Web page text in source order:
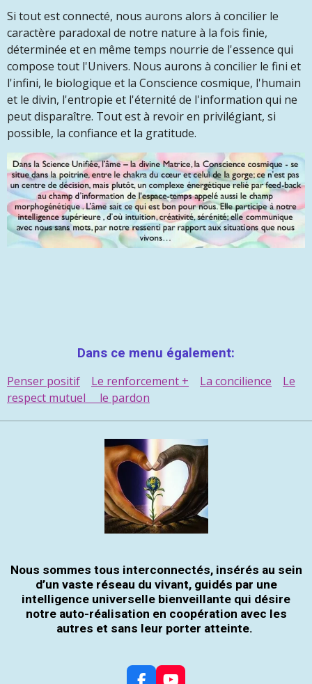
Si tout est connecté, nous aurons alors à concilier le
caractère paradoxal de notre nature à la fois finie,
déterminée et en même temps nourrie de l'essence qui
compose tout l'Univers. Nous aurons à concilier le fini et
l'infini, le biologique et la Conscience cosmique, l'humain
et le divin, l'entropie et l'éternité de l'information qui ne
peut disparaître. Tout est à revoir en privilégiant, si
possible, la confiance et la gratitude.
Dans ce menu également:
Penser positif
Le renforcement + La concilience
Le
respect mutuel le pardon
Nous sommes tous interconnectés, insérés au sein
d’un vaste réseau du vivant, guidés par une
intelligence universelle bienveillante qui désire
notre auto-réalisation en coopération avec les
autres et sans leur porter atteinte.